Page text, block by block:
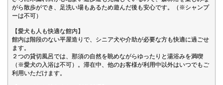
がら散歩ができ、足洗い場もあるため遊んだ後も安心です。（※シャンプ
ーは不可）
【愛犬も人も快適な館内】
館内は階段のない平屋造りで、シニア犬や介助が必要な方も快適に過ごせ
ます。
２つの貸切風呂では、那須の自然を眺めながらゆったりと湯浴みを満喫
（※愛犬の入浴は不可）。滞在中、他のお客様が利用中以外はいつでもご
利用いただけます。